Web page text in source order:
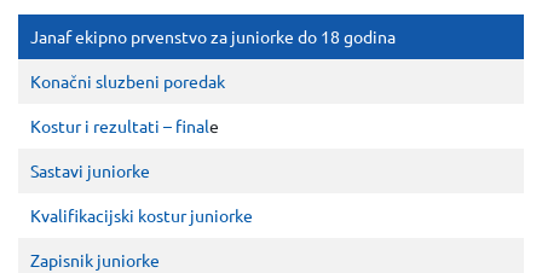
Janaf ekipno prvenstvo za juniorke do 18 godina
Konačni sluzbeni poredak
Kostur i rezultati – finale
Sastavi juniorke
Kvalifikacijski kostur juniorke
Zapisnik juniorke